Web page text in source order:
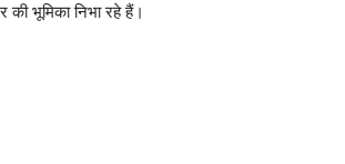
भूमिका निभा रहे हैं।